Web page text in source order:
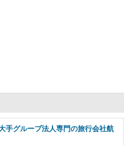
手グループ法人専門の旅行会社航